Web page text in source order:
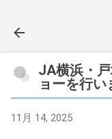
JA横浜・
ョーを行い
11月 14, 2025